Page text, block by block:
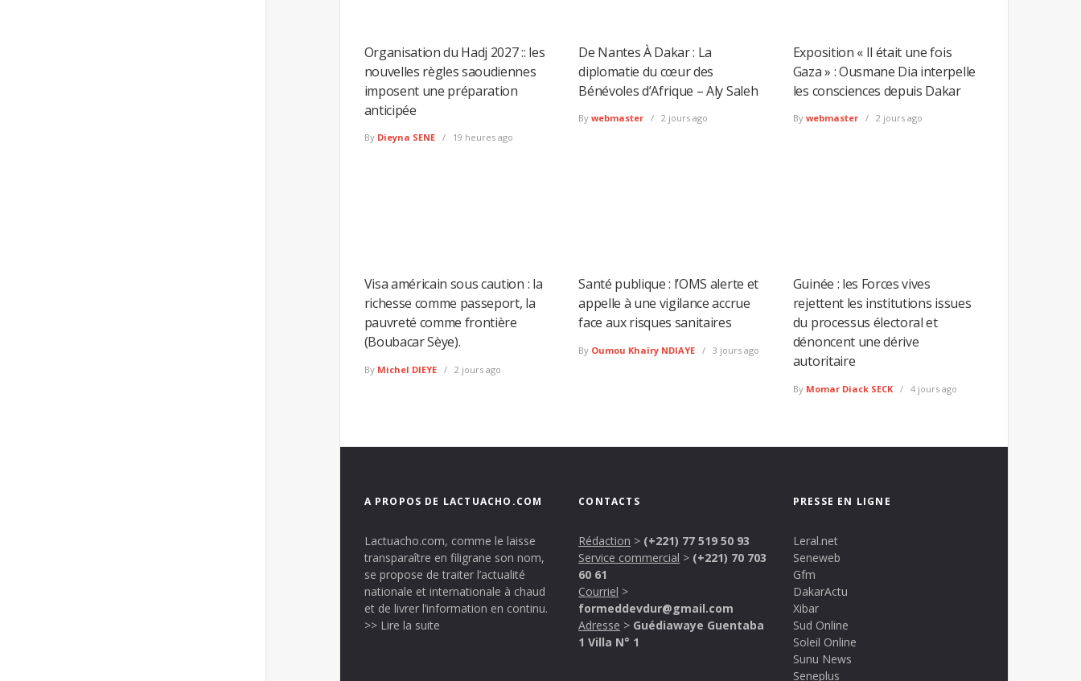
Organisation du Hadj 2027 :: les
nouvelles règles saoudiennes
imposent une préparation
anticipée
By Dieyna SENE 19 heures ago
De Nantes À Dakar : La
diplomatie du cœur des
Bénévoles d’Afrique – Aly Saleh
Bywebmaster 2 jours ago
Exposition « Il était une fois
Gaza » : Ousmane Dia interpelle
les consciences depuis Dakar
By webmaster 2 jours ago
Visa américain sous caution : la
richesse comme passeport, la
pauvreté comme frontière
(Boubacar Sèye).
By Michel DIEYE 2 jours ago
Santé publique : l’OMS alerte et
appelle à une vigilance accrue
face aux risques sanitaires
By Oumou Khaïry NDIAYE 3 jours ago
Guinée : les Forces vives
rejettent les institutions issues
du processus électoral et
dénoncent une dérive
autoritaire
By Momar Diack SECK 4 jours ago
A PROPOS DE LACTUACHO.COM
Lactuacho.com, comme le laisse
transparaître en filigrane son nom,
se propose de traiter l’actualité
nationale et internationale à chaud
et de livrer l’information en continu.
>> Lire la suite
CONTACTS
Rédaction > (+221) 77 519 50 93
Service commercial > (+221) 70 703
60 61
Courriel >
formeddevdur@gmail.com
Adresse > Guédiawaye Guentaba
1 Villa N° 1
PRESSE EN LIGNE
Leral.net
Seneweb
Gfm
DakarActu
Xibar
Sud Online
Soleil Online
Sunu News
Seneplus